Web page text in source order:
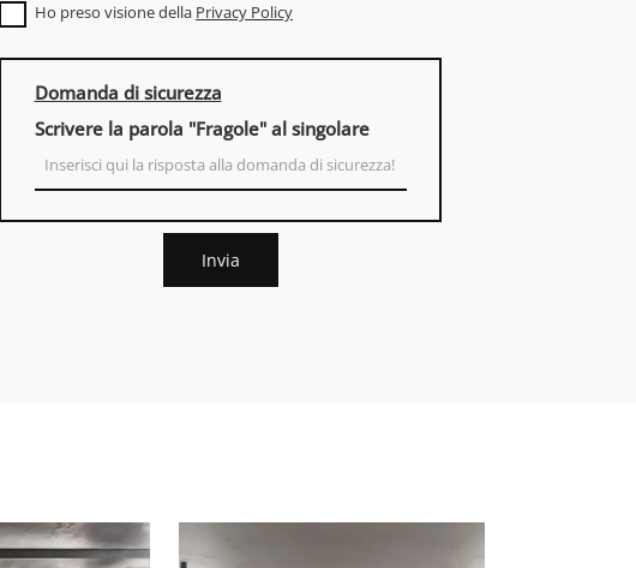
Ho preso visione della Privacy Policy
Domanda di sicurezza
Scrivere la parola "Fragole" al singolare
Invia